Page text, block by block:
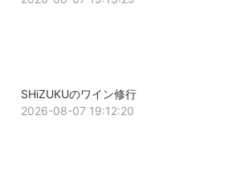
SHiZUKUのワイン修行
2026-08-07 19:12:20